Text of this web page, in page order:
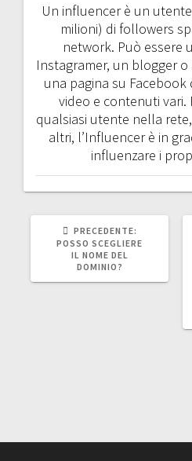
Un influencer è un
milioni) di followers
network. Può essere
Instagramer, un blogger
una pagina su
video e contenuti vari.
qualsiasi utente nella
altri, l’Influencer è in
influenzare i
PRECEDENTE:
POSSO SCEGLIERE
IL NOME DEL
DOMINIO?